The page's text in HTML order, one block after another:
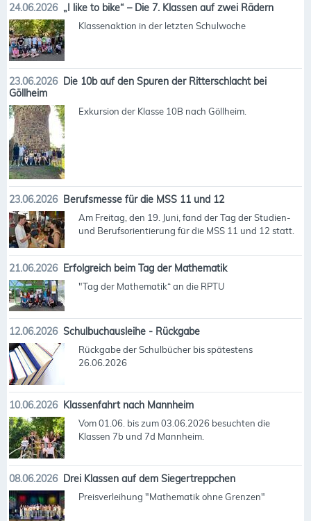
24.06.2026 „I like to bike“ – Die 7. Klassen auf zwei Rädern
Klassenaktion in der letzten Schulwoche
23.06.2026 Die 10b auf den Spuren der Ritterschlacht bei
Göllheim
Exkursion der Klasse 10B nach Göllheim.
23.06.2026 Berufsmesse für die MSS 11 und 12
Am Freitag, den 19. Juni, fand der Tag der Studien-
und Berufsorientierung für die MSS 11 und 12 statt.
21.06.2026 Erfolgreich beim Tag der Mathematik
"Tag der Mathematik“ an die RPTU
12.06.2026 Schulbuchausleihe - Rückgabe
Rückgabe der Schulbücher bis spätestens
26.06.2026
10.06.2026 Klassenfahrt nach Mannheim
Vom 01.06. bis zum 03.06.2026 besuchten die
Klassen 7b und 7d Mannheim.
08.06.2026 Drei Klassen auf dem Siegertreppchen
Preisverleihung "Mathematik ohne Grenzen"